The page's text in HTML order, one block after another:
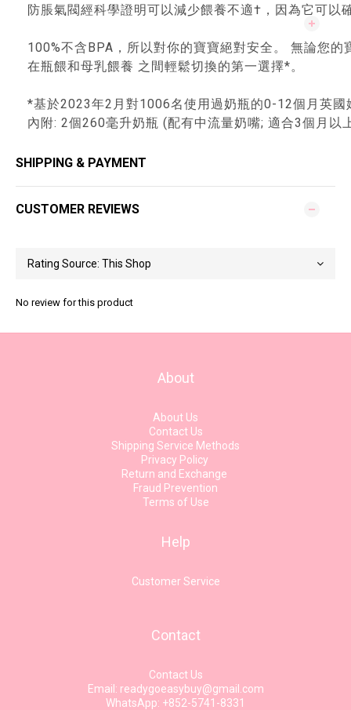
防脹氣閥經科學證明可以減少餵養不適†，因為它可以
100%不含BPA，所以對你的寶寶絕對安全。 無論您
在瓶餵和母乳餵養 之間輕鬆切換的第一選擇*。
*基於2023年2月對1006名使用過奶瓶的0-12個月英國
內附: 2個260毫升奶瓶 (配有中流量奶嘴; 適合3個月以
SHIPPING & PAYMENT
CUSTOMER REVIEWS
No review for this product
About
About Us
Contact Us
Shipping Service Methods
Privacy Policy
Return and Exchange
Fraud Prevention
Terms of Use
Help
Customer Service
Contact
Contact Us
Email: readygoeasybuy@gmail.com
WhatsApp: +852-5741-8331